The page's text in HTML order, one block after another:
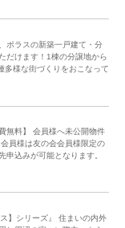
ポラスの新築一戸建て・分
だけます！1棟の分譲地から
多様な街づくりをおこなって
無料】 会員様へ未公開物件
員様は友の会会員様限定の
申込みが可能となります。
】シリーズ』 住まいの内外